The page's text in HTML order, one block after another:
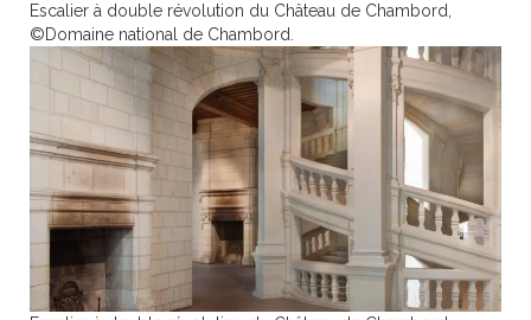
Escalier à double révolution du Château de Chambord,
©Domaine national de Chambord.